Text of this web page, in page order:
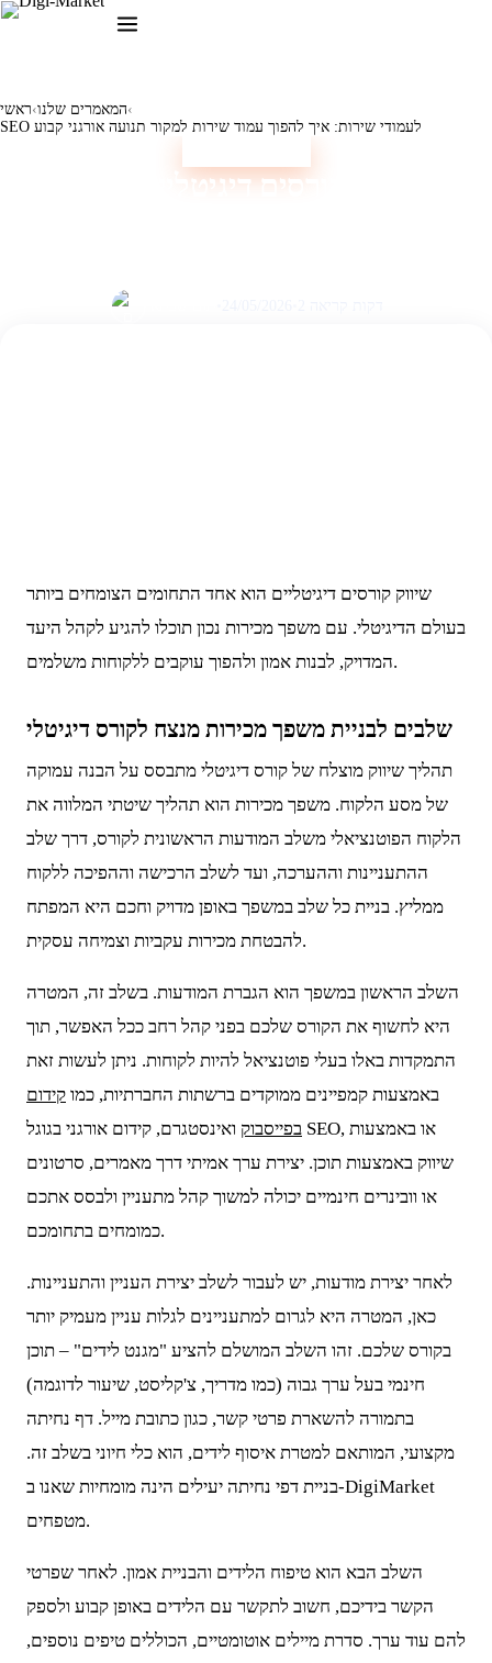
ראשי‹המאמרים שלנו‹
SEO לעמודי שירות: איך להפוך עמוד שירות למקור תנועה אורגני קבוע
שיווק קורסים דיגיטליים: איך
שיווק קורסים דיגיטליים הוא אחד התחומים הצומחים ביותר
בעולם הדיגיטלי. עם משפך מכירות נכון תוכלו להגיע לקהל היעד
המדויק, לבנות אמון ולהפוך עוקבים ללקוחות משלמים.
שלבים לבניית משפך מכירות מנצח לקורס דיגיטלי
תהליך שיווק מוצלח של קורס דיגיטלי מתבסס על הבנה עמוקה
של מסע הלקוח. משפך מכירות הוא תהליך שיטתי המלווה את
הלקוח הפוטנציאלי משלב המודעות הראשונית לקורס, דרך שלב
ההתעניינות וההערכה, ועד לשלב הרכישה וההפיכה ללקוח
ממליץ. בניית כל שלב במשפך באופן מדויק וחכם היא המפתח
להבטחת מכירות עקביות וצמיחה עסקית.
השלב הראשון במשפך הוא הגברת המודעות. בשלב זה, המטרה
היא לחשוף את הקורס שלכם בפני קהל רחב ככל האפשר, תוך
התמקדות באלו בעלי פוטנציאל להיות לקוחות. ניתן לעשות זאת
באמצעות קמפיינים ממוקדים ברשתות החברתיות, כמו קידום
בפייסבוק ואינסטגרם, קידום אורגני בגוגל SEO, או באמצעות
שיווק באמצעות תוכן. יצירת ערך אמיתי דרך מאמרים, סרטונים
או וובינרים חינמיים יכולה למשוך קהל מתעניין ולבסס אתכם
כמומחים בתחומכם.
לאחר יצירת מודעות, יש לעבור לשלב יצירת העניין והתעניינות.
כאן, המטרה היא לגרום למתעניינים לגלות עניין מעמיק יותר
בקורס שלכם. זהו השלב המושלם להציע "מגנט לידים" – תוכן
חינמי בעל ערך גבוה (כמו מדריך, צ'קליסט, שיעור לדוגמה)
בתמורה להשארת פרטי קשר, כגון כתובת מייל. דף נחיתה
מקצועי, המותאם למטרת איסוף לידים, הוא כלי חיוני בשלב זה.
בניית דפי נחיתה יעילים הינה מומחיות שאנו ב-DigiMarket
מטפחים.
השלב הבא הוא טיפוח הלידים והבניית אמון. לאחר שפרטי
הקשר בידיכם, חשוב לתקשר עם הלידים באופן קבוע ולספק
להם עוד ערך. סדרת מיילים אוטומטיים, הכוללים טיפים נוספים,